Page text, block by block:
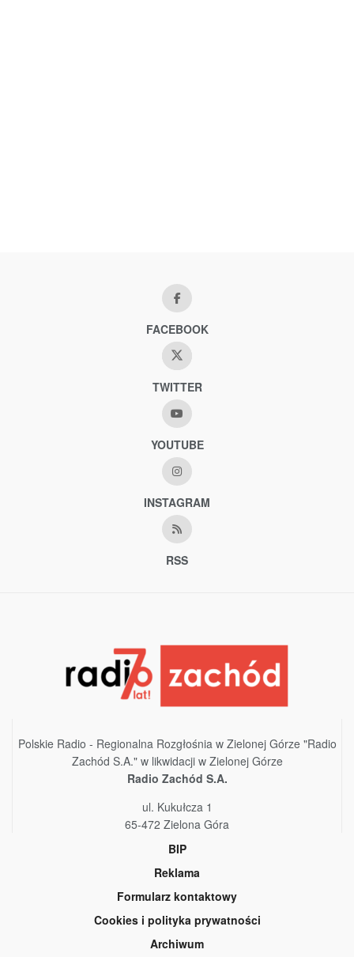
FACEBOOK
TWITTER
YOUTUBE
INSTAGRAM
RSS
Polskie Radio - Regionalna Rozgłośnia w Zielonej Górze "Radio
Zachód S.A." w likwidacji w Zielonej Górze
Radio Zachód S.A.
ul. Kukułcza 1
65-472 Zielona Góra
BIP
Reklama
Formularz kontaktowy
Cookies i polityka prywatności
Archiwum